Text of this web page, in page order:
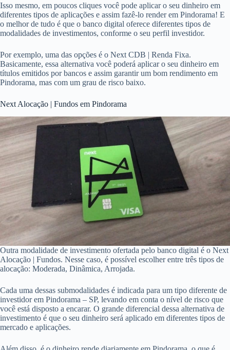
Isso mesmo, em poucos cliques você pode aplicar o seu dinheiro em
diferentes tipos de aplicações e assim fazê-lo render em Pindorama! E
o melhor de tudo é que o banco digital oferece diferentes tipos de
modalidades de investimentos, conforme o seu perfil investidor.
Por exemplo, uma das opções é o Next CDB | Renda Fixa.
Basicamente, essa alternativa você poderá aplicar o seu dinheiro em
títulos emitidos por bancos e assim garantir um bom rendimento em
Pindorama, mas com um grau de risco baixo.
Next Alocação | Fundos em Pindorama
Outra modalidade de investimento ofertada pelo banco digital é o Next
Alocação | Fundos. Nesse caso, é possível escolher entre três tipos de
alocação: Moderada, Dinâmica, Arrojada.
Cada uma dessas submodalidades é indicada para um tipo diferente de
investidor em Pindorama – SP, levando em conta o nível de risco que
você está disposto a encarar. O grande diferencial dessa alternativa de
investimento é que o seu dinheiro será aplicado em diferentes tipos de
mercado e aplicações.